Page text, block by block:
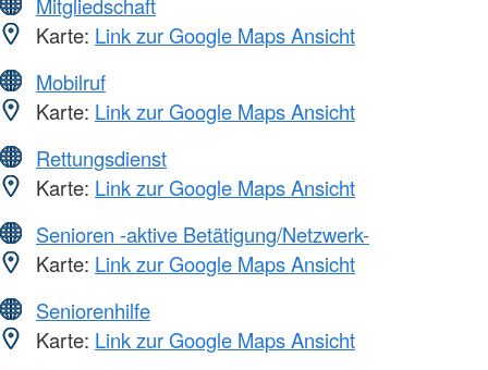
Karte: Link zur Google Maps Ansicht
Mobilruf
Karte: Link zur Google Maps Ansicht
Rettungsdienst
Karte: Link zur Google Maps Ansicht
Senioren -aktive Betätigung/Netzwerk-
Karte: Link zur Google Maps Ansicht
Seniorenhilfe
Karte: Link zur Google Maps Ansicht